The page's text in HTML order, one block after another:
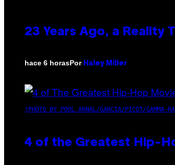
23 Years Ago, a Reality
hace 6 horasPor Haley Miller
(PHOTO BY POOL ARNAL/GARCIA/PICOT/GAMMA-
4 of the Greatest Hip-